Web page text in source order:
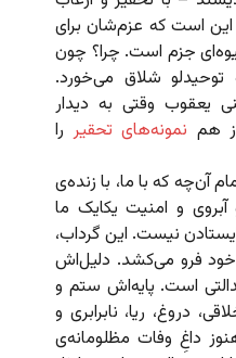
این است که عزم‌شان برای
جزم است. چرا؟ چون
شلاق می‌خورد.
یعقوب وقتی به دیدار
هم نمونه‌های تحقیر را
آن‌چه که با ما، با زنده‌ی
آبروی و امنیت یکایک ما
نیست. این گرداب،
فرو می‌کشد. دلیل‌اش
است. پایه‌اش ستم و
دروغ، ریا، نابرابری و
داغِ وفات مظلومانه‌ی